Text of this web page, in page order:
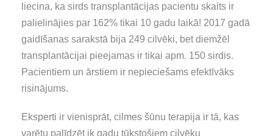
liecina, ka sirds transplantācijas pacientu skaits ir
palielinājies par 162% tikai 10 gadu laikā! 2017 gadā
gaidīšanas sarakstā bija 249 cilvēki, bet diemžēl
transplantācijai pieejamas ir tikai apm. 150 sirdis.
Pacientiem un ārstiem ir nepieciešams efektīvāks
risinājums.
Eksperti ir vienisprāt, cilmes šūnu terapija ir tā, kas
varētu palīdzēt ik gadu tūkstošiem cilvēku